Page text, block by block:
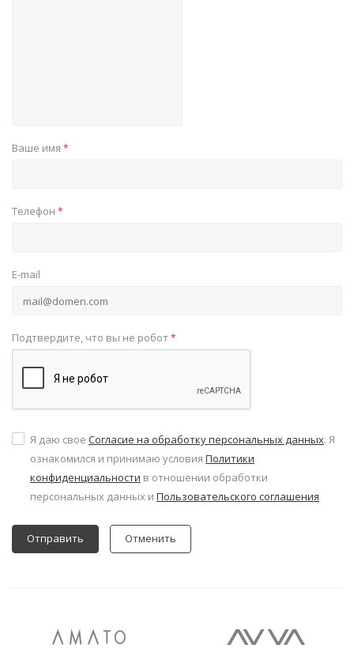
Ваше имя *
Телефон *
E-mail
Подтвердите, что вы не робот*
Я даю свое Согласие на обработку персональных данных. Я
ознакомился и принимаю условия Политики
конфиденциальности в отношении обработки
персональных данных и Пользовательского соглашения
Отменить